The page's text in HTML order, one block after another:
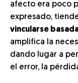
afecto era poco
expresado,
vincularse
amplifica la
dando lugar a
el error, la